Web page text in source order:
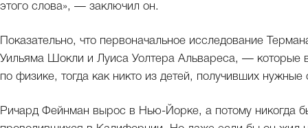
этого слова», — заключил он.
Показательно, что первоначальное исследование
Уильяма Шокли и Луиса Уолтера Альвареса, — которые
по физике, тогда как никто из детей, получивших
Ричард Фейнман вырос в Нью-Йорке, а потому никогда